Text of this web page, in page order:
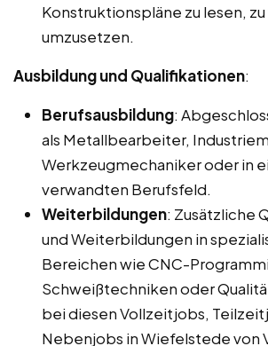
Konstruktionspläne zu lesen,
umzusetzen.
Ausbildung und Qualifikationen:
Berufsausbildung:
als Metallbearbeiter,
Werkzeugmechaniker oder in
verwandten Berufsfeld.
Weiterbildungen: Zusätzliche
und Weiterbildungen in
Bereichen wie CNC-
Schweißtechniken oder
bei diesen Vollzeitjobs,
Nebenjobs in Wiefelstede von